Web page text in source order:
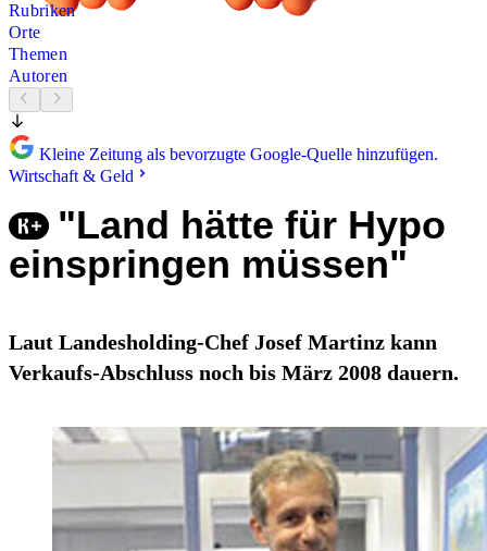
Rubriken
Orte
Themen
Autoren
Kleine Zeitung als bevorzugte Google-Quelle hinzufügen.
Wirtschaft & Geld
"Land hätte für Hypo
einspringen müssen"
Laut Landesholding-Chef Josef Martinz kann
Verkaufs-Abschluss noch bis März 2008 dauern.